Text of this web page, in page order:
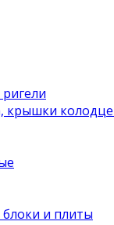
крышки
и плиты